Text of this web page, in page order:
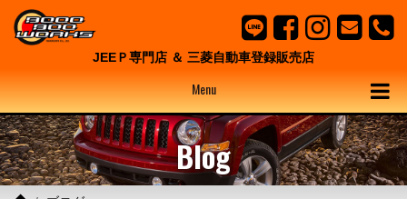
JEEＰ専門店 ＆ 三菱自動車登録販売店
Menu
Blog